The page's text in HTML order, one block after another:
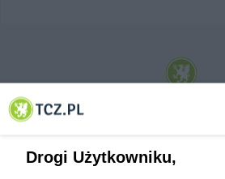
© 2001-2026 Tczew - TCZ.PL Sp. z o.o.
Drogi Użytkowniku,